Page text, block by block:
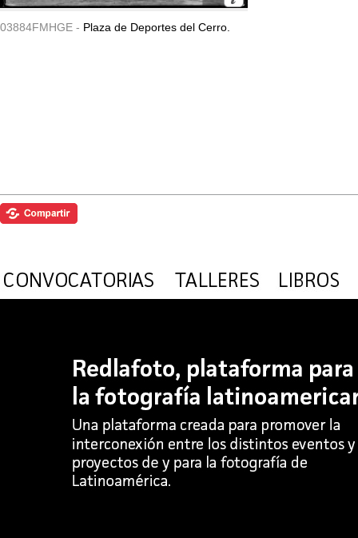
03884FMHGE - Plaza de Deportes del Cerro.